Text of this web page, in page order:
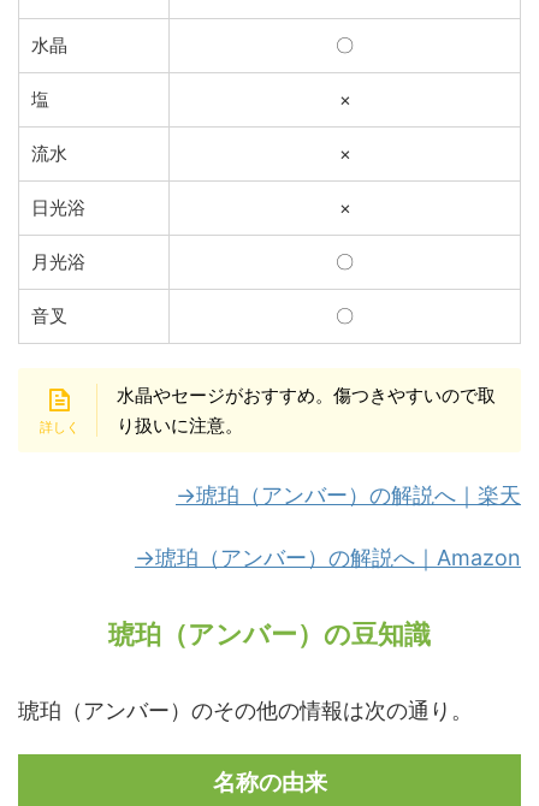
水晶 〇
塩 ×
流水 ×
日光浴 ×
月光浴 〇
音叉 〇
水晶やセージがおすすめ。傷つきやすいので取
り扱いに注意。
→琥珀（アンバー）の解説へ｜楽天
→琥珀（アンバー）の解説へ｜Amazon
琥珀（アンバー）の豆知識
琥珀（アンバー）のその他の情報は次の通り。
名称の由来